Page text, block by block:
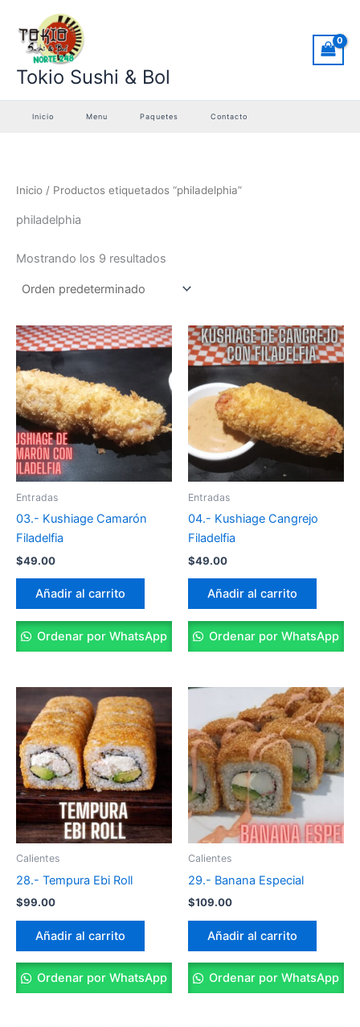
contenido
Tokio Sushi & Bol
Inicio Menu Paquetes Contacto
Inicio / Productos etiquetados “philadelphia”
philadelphia
Mostrando los 9 resultados
Entradas
03.- Kushiage Camarón
Filadelfia
$49.00
Añadir al carrito
Ordenar por WhatsApp
Entradas
04.- Kushiage Cangrejo
Filadelfia
$49.00
Añadir al carrito
Ordenar por WhatsApp
Calientes
28.- Tempura Ebi Roll
$99.00
Añadir al carrito
Ordenar por WhatsApp
Calientes
29.- Banana Especial
$109.00
Añadir al carrito
Ordenar por WhatsApp